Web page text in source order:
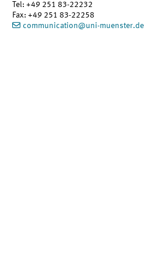
Tel:+49 251 83-22232
Fax:+49 251 83-22258
communication@uni-muenster.de